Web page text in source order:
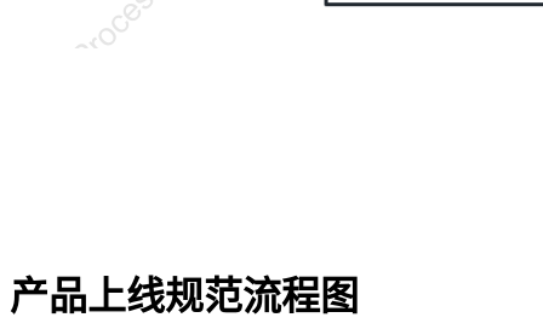
产品上线规范流程图